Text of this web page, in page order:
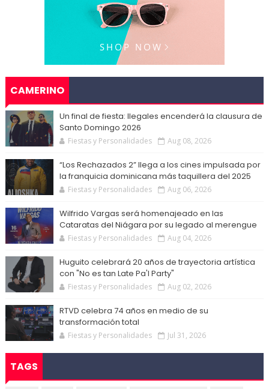
CAMERINO
Un final de fiesta: Ilegales encenderá la clausura de
Santo Domingo 2026
Fiestas y Personalidades Aug 08, 2026
“Los Rechazados 2” llega a los cines impulsada por
la franquicia dominicana más taquillera del 2025
Fiestas y Personalidades Aug 06, 2026
Wilfrido Vargas será homenajeado en las
Cataratas del Niágara por su legado al merengue
Fiestas y Personalidades Aug 04, 2026
Huguito celebrará 20 años de trayectoria artística
con "No es tan Late Pa'l Party"
Fiestas y Personalidades Aug 02, 2026
RTVD celebra 74 años en medio de su
transformación total
Fiestas y Personalidades Jul 31, 2026
TAGS